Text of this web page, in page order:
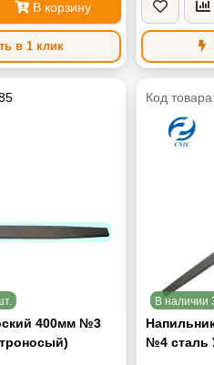
В корзину
в 1 клик
400мм №3
Код
В наличии
№4 сталь